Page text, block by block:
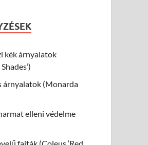
kék árnyalatok
árnyalatok (Monarda
elleni védelme